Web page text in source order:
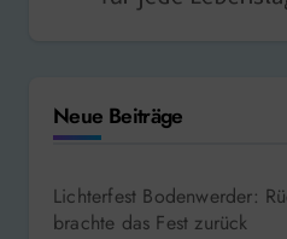
Neue Beiträge
Lichterfest Bodenwerder:
brachte das Fest zurück